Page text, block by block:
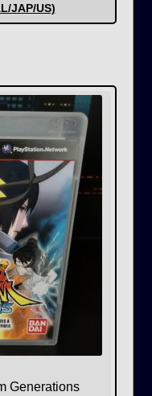
JAP/US)
Generations